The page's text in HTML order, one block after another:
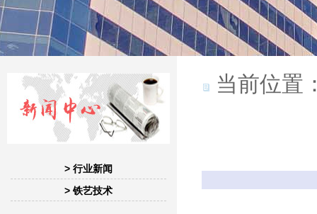
> 行业新闻
> 铁艺技术
当前位置